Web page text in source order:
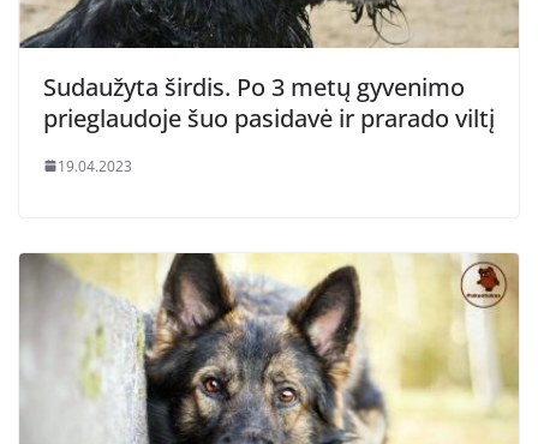
Sudaužyta širdis. Po 3 metų gyvenimo
prieglaudoje šuo pasidavė ir prarado viltį
19.04.2023